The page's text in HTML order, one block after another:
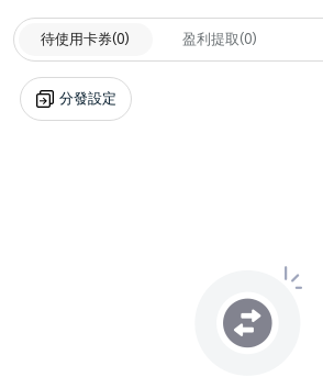
待使用卡券(0) 盈利提取 (0)
分發設定